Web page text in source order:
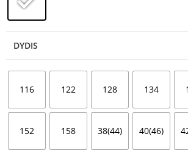
DYDIS
116 122 128 134
152 158 38(44) 40(46)